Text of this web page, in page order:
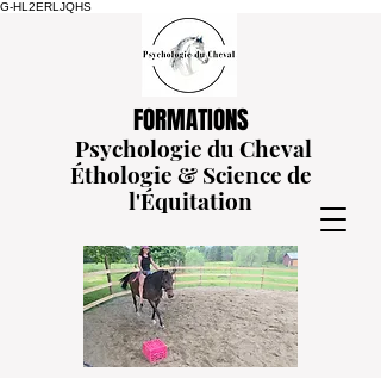
G-HL2ERLJQHS
FORMATIONS
Psychologie du Cheval
Éthologie& Science de
l'Équitation